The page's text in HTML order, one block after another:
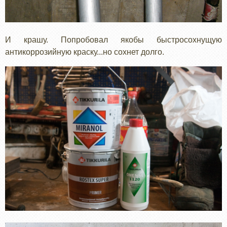
И крашу. Попробовал якобы быстросохнущую
антикоррозийную краску...но сохнет долго.